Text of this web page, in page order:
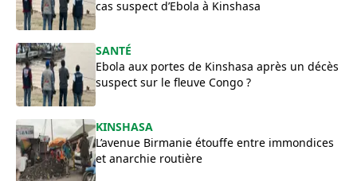
cas suspect d’Ebola à Kinshasa
SANTÉ
Ebola aux portes de Kinshasa après un décès
suspect sur le fleuve Congo ?
​KINSHASA
L’avenue Birmanie étouffe entre immondices
et anarchie routière